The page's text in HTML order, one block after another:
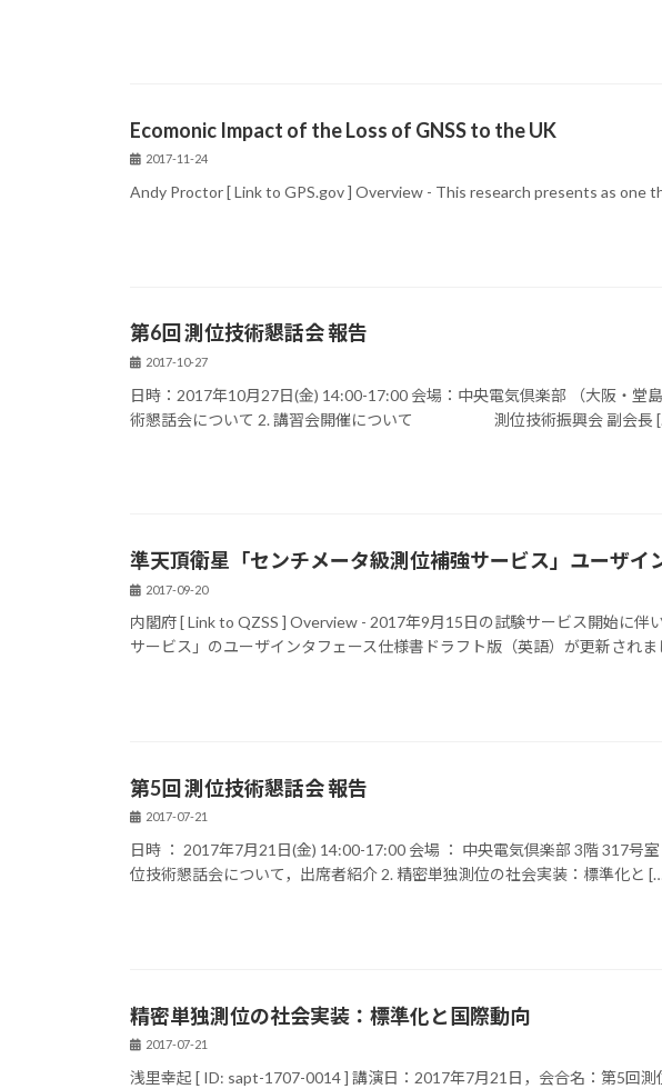
Ecomonic Impact of the Loss of GNSS to the UK
2017-11-24
Andy Proctor [ Link to GPS.gov ] Overview - This research presents as one
第6回 測位技術懇話会 報告
2017-10-27
日時：2017年10月27日(金) 14:00-17:00 会場：中央電気倶楽部 （大阪・堂
術懇話会について 2. 講習会開催について 測位技術振興会 副会長
準天頂衛星「センチメータ級測位補強サービス」ユーザイ
2017-09-20
内閣府 [ Link to QZSS ] Overview - 2017年9月15日の試験サービス開始に伴
サービス」のユーザインタフェース仕様書ドラフト版（英語）が更新され
第5回 測位技術懇話会 報告
2017-07-21
日時 ： 2017年7月21日(金) 14:00-17:00 会場 ： 中央電気倶楽部 3階 317号
位技術懇話会について，出席者紹介 2. 精密単独測位の社会実装：標準化と
精密単独測位の社会実装：標準化と国際動向
2017-07-21
浅里幸起 [ ID: sapt-1707-0014 ] 講演日：2017年7月21日，会合名：第5回